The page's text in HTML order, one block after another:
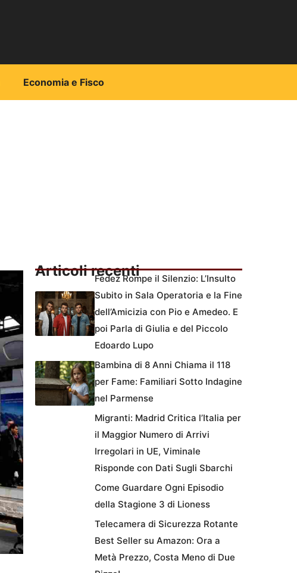
Economia e Fisco
Articoli recentiFedez Rompe il Silenzio: L’Insulto
Subito in Sala Operatoria e la Fine
dell’Amicizia con Pio e Amedeo. E
poi Parla di Giulia e del Piccolo
Edoardo Lupo
Bambina di 8 Anni Chiama il 118
per Fame: Familiari Sotto Indagine
nel Parmense
Migranti: Madrid Critica l’Italia per
il Maggior Numero di Arrivi
Irregolari in UE, Viminale
Risponde con Dati Sugli Sbarchi
Come Guardare Ogni Episodio
della Stagione 3 di Lioness
Telecamera di Sicurezza Rotante
Best Seller su Amazon: Ora a
Metà Prezzo, Costa Meno di Due